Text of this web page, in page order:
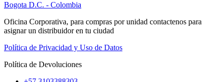
Bogota D.C. - Colombia
Oficina Corporativa, para compras por unidad contactenos para
asignar un distribuidor en tu ciudad
Política de Privacidad y Uso de Datos
Política de Devoluciones